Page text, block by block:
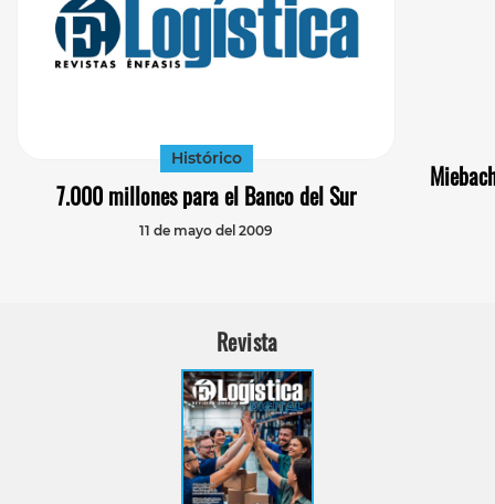
Histórico
7.000 millones para el Banco del Sur
11 de mayo del 2009
Revista